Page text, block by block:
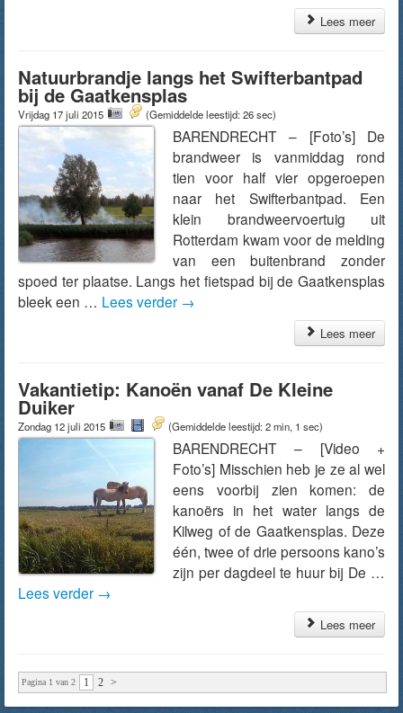
Lees meer
Natuurbrandje langs het Swifterbantpad
bij de Gaatkensplas
Vrijdag 17 juli 2015 (Gemiddelde leestijd: 26 sec)
BARENDRECHT – [Foto’s] De
brandweer is vanmiddag rond
tien voor half vier opgeroepen
naar het Swifterbantpad. Een
klein brandweervoertuig uit
Rotterdam kwam voor de melding
van een buitenbrand zonder
spoed ter plaatse. Langs het fietspad bij de Gaatkensplas
bleek een … Lees verder →
Lees meer
Vakantietip: Kanoën vanaf De Kleine
Duiker
Zondag 12 juli 2015 (Gemiddelde leestijd: 2 min, 1 sec)
BARENDRECHT – [Video +
Foto’s] Misschien heb je ze al wel
eens voorbij zien komen: de
kanoërs in het water langs de
Kilweg of de Gaatkensplas. Deze
één, twee of drie persoons kano’s
zijn per dagdeel te huur bij De …
Lees verder →
Lees meer
Pagina 1 van 2 1 2 >